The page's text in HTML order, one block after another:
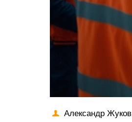
Александр Жуков